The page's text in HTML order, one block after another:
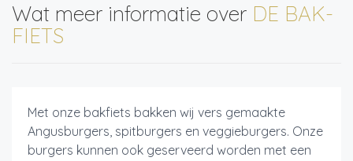
Wat meer informatie over DE BAK-
FIETS
Met onze bakfiets bakken wij vers gemaakte
Angusburgers, spitburgers en veggieburgers. Onze
burgers kunnen ook geserveerd worden met een